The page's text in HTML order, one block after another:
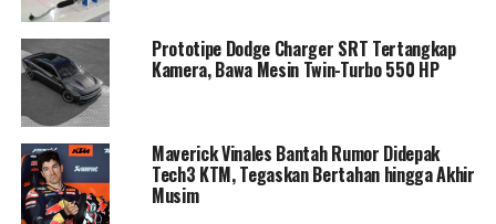
Pembaruan lain juga hadir pada penggunaan baterai
lithium-ion yang lebih ringan serta sistemOBD-II (On-
Board Diagnostics)untuk monitoring emisi dan
performa mesin yang lebih akurat sesuai regulasi
terbaru.
Warna Baru & Sentuhan
Prototipe Dodge Charger SRT Tertangkap
Kamera, Bawa Mesin Twin-Turbo 550 HP
Maverick Vinales Bantah Rumor Didepak
Tech3 KTM, Tegaskan Bertahan hingga Akhir
Musim